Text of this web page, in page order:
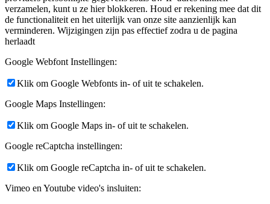
verzamelen, kunt u ze hier blokkeren. Houd er rekening mee dat dit
de functionaliteit en het uiterlijk van onze site aanzienlijk kan
verminderen. Wijzigingen zijn pas effectief zodra u de pagina
herlaadt
Google Webfont Instellingen:
Klik om Google Webfonts in- of uit te schakelen.
Google Maps Instellingen:
Klik om Google Maps in- of uit te schakelen.
Google reCaptcha instellingen:
Klik om Google reCaptcha in- of uit te schakelen.
Vimeo en Youtube video's insluiten: